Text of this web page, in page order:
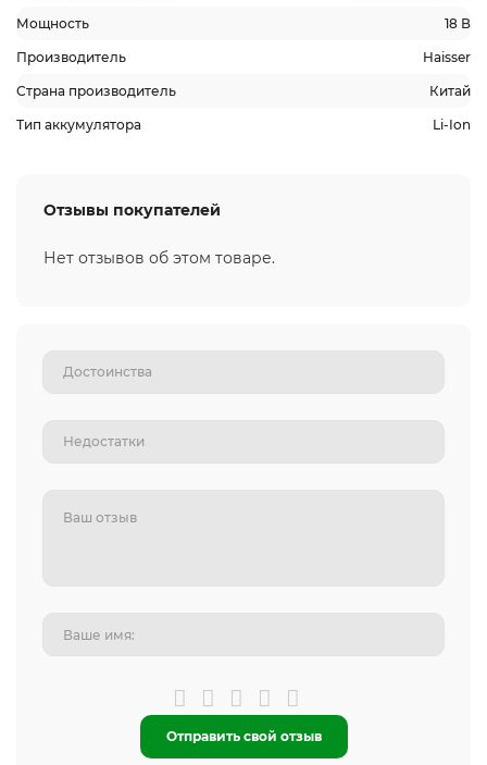
Мощность 18 В
Производитель Haisser
Страна производитель Китай
Тип аккумулятора Li-Ion
Отзывы покупателей
Нет отзывов об этом товаре.
Отправить свой отзыв